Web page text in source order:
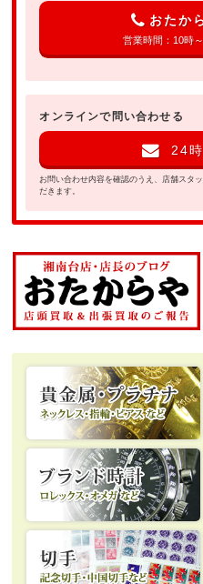
おたか
営業時間：10時
オンラインで問い合わせる
24
お問い合わせ内容を確認のうえ、店舗スタ
だきます。